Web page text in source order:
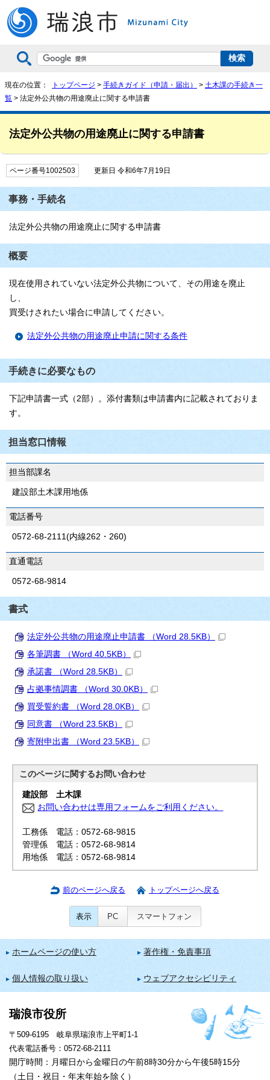
現在の位置： トップページ > 手続きガイド（申請・届出） > 土木課の手続き一
覧 > 法定外公共物の用途廃止に関する申請書
法定外公共物の用途廃止に関する申請書
ページ番号1002503 更新日 令和6年7月19日
事務・手続名
法定外公共物の用途廃止に関する申請書
概要
現在使用されていない法定外公共物について、その用途を廃止
し、
買受けされたい場合に申請してください。
法定外公共物の用途廃止申請に関する条件
手続きに必要なもの
下記申請書一式（2部）。添付書類は申請書内に記載されておりま
す。
担当窓口情報
担当部課名
建設部土木課用地係
電話番号
0572-68-2111(内線262・260)
直通電話
0572-68-9814
書式
法定外公共物の用途廃止申請書 （Word 28.5KB）
各筆調書 （Word 40.5KB）
承諾書 （Word 28.5KB）
占拠事情調書 （Word 30.0KB）
買受誓約書 （Word 28.0KB）
同意書 （Word 23.5KB）
寄附申出書 （Word 23.5KB）
このページに関するお問い合わせ
建設部 土木課
お問い合わせは専用フォームをご利用ください。
工務係 電話：0572-68-9815
管理係 電話：0572-68-9814
用地係 電話：0572-68-9814
前のページへ戻る トップページへ戻る
表示 PC スマートフォン
ホームページの使い方 著作権・免責事項
個人情報の取り扱い ウェブアクセシビリティ
瑞浪市役所
〒509-6195 岐阜県瑞浪市上平町1-1
代表電話番号：0572-68-2111
開庁時間：月曜日から金曜日の午前8時30分から午後5時15分
（土日・祝日・年末年始を除く）